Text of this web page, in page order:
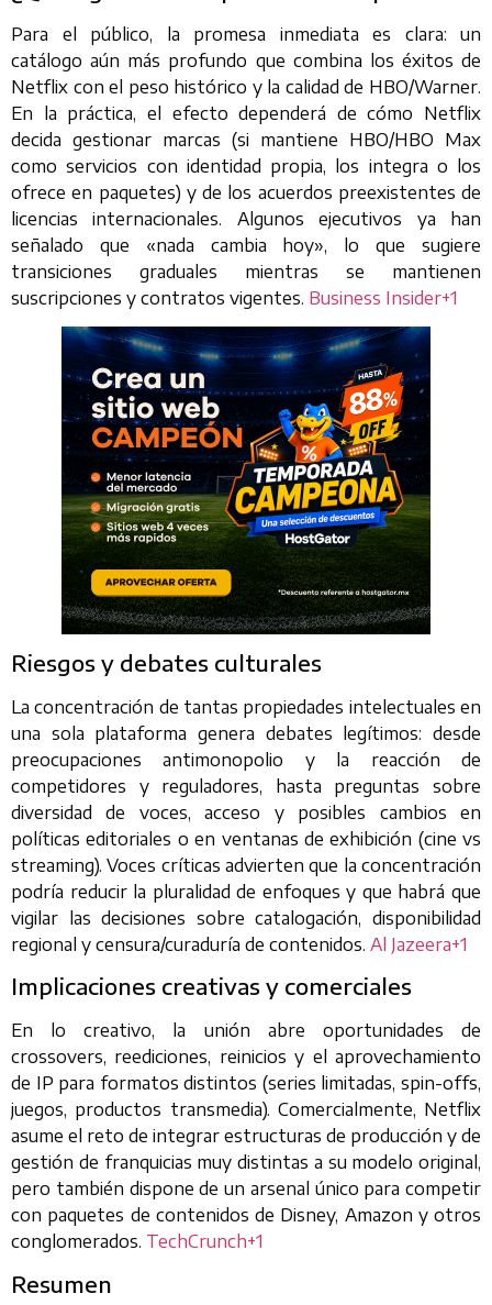
Para el público, la promesa inmediata es clara: un
catálogo aún más profundo que combina los éxitos de
Netflix con el peso histórico y la calidad de HBO/Warner.
En la práctica, el efecto dependerá de cómo Netflix
decida gestionar marcas (si mantiene HBO/HBO Max
como servicios con identidad propia, los integra o los
ofrece en paquetes) y de los acuerdos preexistentes de
licencias internacionales. Algunos ejecutivos ya han
señalado que «nada cambia hoy», lo que sugiere
transiciones graduales mientras se mantienen
suscripciones y contratos vigentes. Business Insider+1
Riesgos y debates culturales
La concentración de tantas propiedades intelectuales en
una sola plataforma genera debates legítimos: desde
preocupaciones antimonopolio y la reacción de
competidores y reguladores, hasta preguntas sobre
diversidad de voces, acceso y posibles cambios en
políticas editoriales o en ventanas de exhibición (cine vs
streaming). Voces críticas advierten que la concentración
podría reducir la pluralidad de enfoques y que habrá que
vigilar las decisiones sobre catalogación, disponibilidad
regional y censura/curaduría de contenidos. Al Jazeera+1
Implicaciones creativas y comerciales
En lo creativo, la unión abre oportunidades de
crossovers, reediciones, reinicios y el aprovechamiento
de IP para formatos distintos (series limitadas, spin-offs,
juegos, productos transmedia). Comercialmente, Netflix
asume el reto de integrar estructuras de producción y de
gestión de franquicias muy distintas a su modelo original,
pero también dispone de un arsenal único para competir
con paquetes de contenidos de Disney, Amazon y otros
conglomerados. TechCrunch+1
Resumen